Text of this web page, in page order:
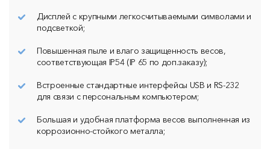
Дисплей с крупными легкосчитываемыми символами и
подсветкой;
Повышенная пыле и влаго защищенность весов,
соответствующая IP54 (IP 65 по доп.заказу);
Встроенные стандартные интерфейсы USB и RS-232
для связи с персональным компьютером;
Большая и удобная платформа весов выполненная из
коррозионно-стойкого металла;